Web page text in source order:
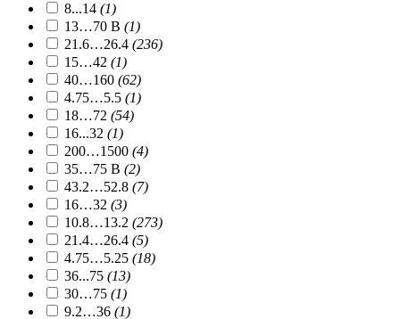
8...14 (1)
13…70 В (1)
21.6…26.4 (236)
15…42 (1)
40…160 (62)
4.75…5.5 (1)
18…72 (54)
16...32 (1)
200…1500 (4)
35…75 В (2)
43.2…52.8 (7)
16…32 (3)
10.8…13.2 (273)
21.4…26.4 (5)
4.75…5.25 (18)
36...75 (13)
30…75 (1)
9.2…36 (1)